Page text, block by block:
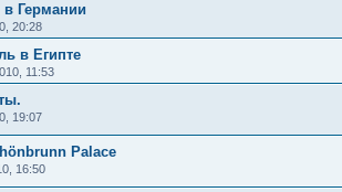
в Германии
20:28
в Египте
11:53
19:07
Palace
16:50